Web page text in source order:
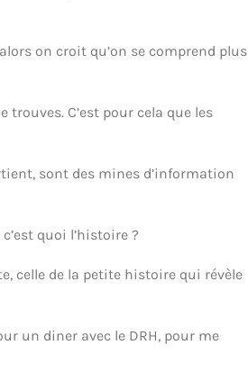
on croit qu’on se comprend plus
C’est pour cela que les
sont des mines d’information
quoi l’histoire ?
celle de la petite histoire qui révèle
un diner avec le DRH, pour me